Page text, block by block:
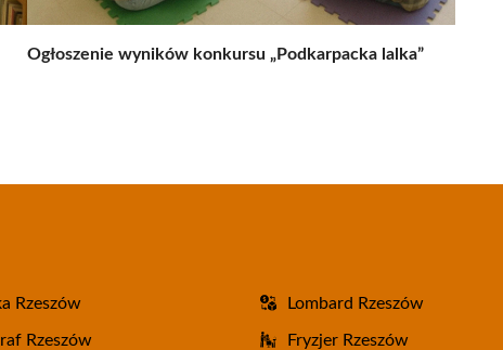
Ogłoszenie wyników konkursu „Podkarpacka lalka”
Rzeszów Lombard Rzeszów
Rzeszów Fryzjer Rzeszów